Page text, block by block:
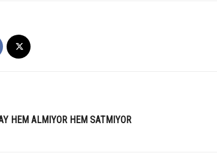
HEM ALMIYOR HEM SATMIYOR